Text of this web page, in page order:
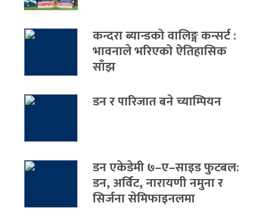
कन्दरा ब्यान्डको वालिङ्ग कन्सर्ट :
भावनाले भरिएको ऐतिहासिक
साँझ
डन र पारिजात बने च्याम्पियन
डन एकेडेमी ७–ए–साइड फुटबल:
डन, अर्विट, नारायणी नमुना र
सिर्जना सेमिफाइनलमा